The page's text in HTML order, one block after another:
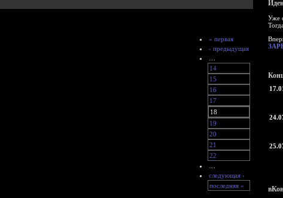
« первая
‹ предыдущая
14
15
16
17
18
19
20
21
22
следующая ›
последняя »
Уже